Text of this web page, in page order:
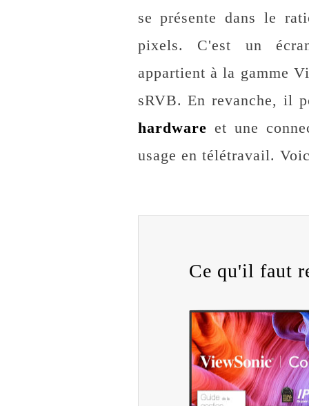
se présente dans le
pixels. C'est un
appartient à la gamme
sRVB. En revanche, il
hardware et une
usage en télétravail.
Ce qu'il faut